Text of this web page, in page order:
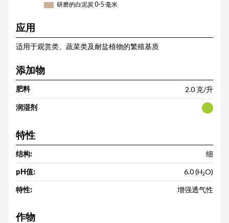
研磨的白泥炭 0-5 毫米
应用
适用于观赏类、蔬菜类及耐盐植物的繁殖基质
添加物
肥料 2.0 克/升
润湿剂
特性
结构: 细
pH值: 6.0 (H₂O)
特性: 增强透气性
作物